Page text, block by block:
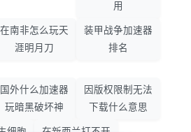
用
在南非怎么玩天
涯明月刀
装甲战争加速器
排名
国外什么加速器
玩暗黑破坏神
因版权限制无法
下载什么意思